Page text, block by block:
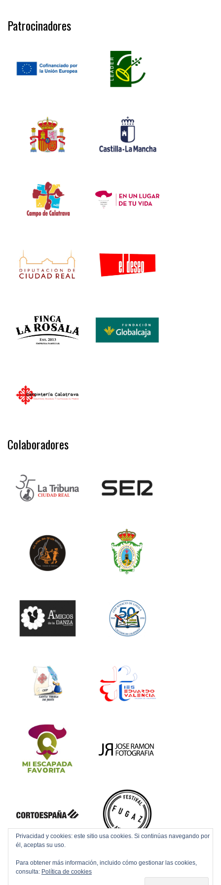
Patrocinadores
Colaboradores
Privacidad y cookies: este sitio usa cookies. Si continúas navegando por
él, aceptas su uso.
Para obtener más información, incluido cómo gestionar las cookies,
consulta: Política de cookies